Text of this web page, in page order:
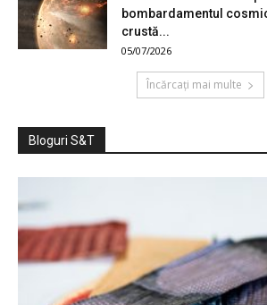
bombardamentul
crustă...
05/07/2026
Încărcați mai multe
Bloguri S&T